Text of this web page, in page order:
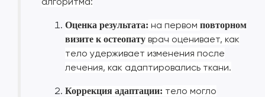
Оценка результата: на первом повторном
визите к остеопату врач оценивает, как
тело удерживает изменения после
лечения, как адаптировались ткани.
Коррекция адаптации: тело могло